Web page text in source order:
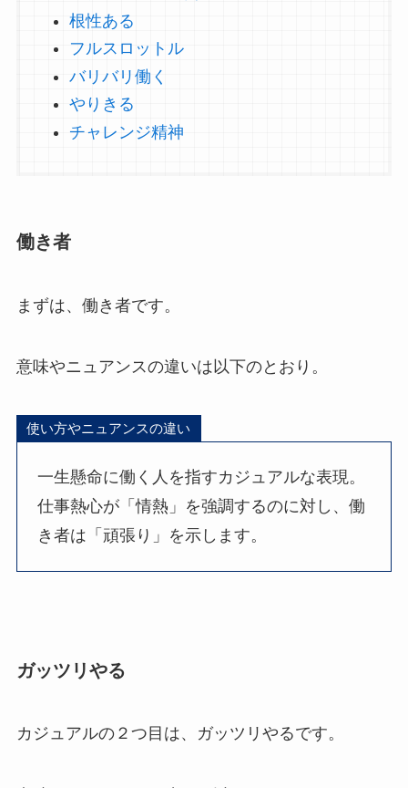
根性ある
フルスロットル
バリバリ働く
やりきる
チャレンジ精神
働き者
まずは、働き者です。
意味やニュアンスの違いは以下のとおり。
使い方やニュアンスの違い
一生懸命に働く人を指すカジュアルな表現。
仕事熱心が「情熱」を強調するのに対し、働
き者は「頑張り」を示します。
ガッツリやる
カジュアルの２つ目は、ガッツリやるです。